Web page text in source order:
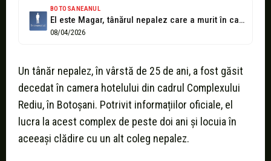
BOTOSANEANUL
El este Magar, tânărul nepalez care a murit în camera de hotel
08/04/2026
Un tânăr nepalez, în vârstă de 25 de ani, a fost găsit
decedat în camera hotelului din cadrul Complexului
Rediu, în Botoșani. Potrivit informațiilor oficiale, el
lucra la acest complex de peste doi ani și locuia în
aceeași clădire cu un alt coleg nepalez.